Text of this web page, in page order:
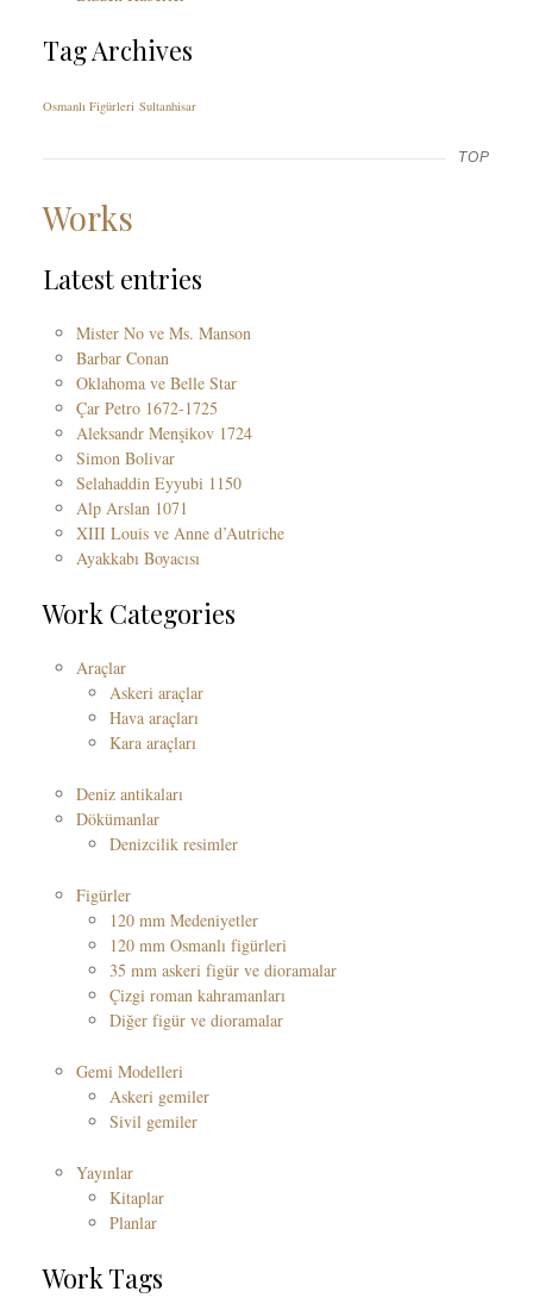
Tag Archives
Osmanlı Figürleri Sultanhisar
TOP
Works
Latest entries
Mister No ve Ms. Manson
Barbar Conan
Oklahoma ve Belle Star
Çar Petro 1672-1725
Aleksandr Menşikov 1724
Simon Bolivar
Selahaddin Eyyubi 1150
Alp Arslan 1071
XIII Louis ve Anne d’Autriche
Ayakkabı Boyacısı
Work Categories
Araçlar
Askeri araçlar
Hava araçları
Kara araçları
Deniz antikaları
Dökümanlar
Denizcilik resimler
Figürler
120 mm Medeniyetler
120 mm Osmanlı figürleri
35 mm askeri figür ve dioramalar
Çizgi roman kahramanları
Diğer figür ve dioramalar
Gemi Modelleri
Askeri gemiler
Sivil gemiler
Yayınlar
Kitaplar
Planlar
Work Tags